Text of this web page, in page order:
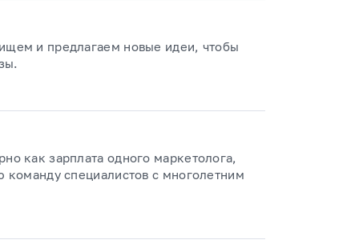
и предлагаем новые идеи, чтобы
как зарплата одного маркетолога,
команду специалистов с многолетним